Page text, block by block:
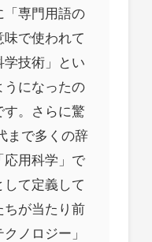
「専門用語の
で使われて
学技術」とい
うになったの
す。さらに驚
まで多くの辞
用科学」で
て定義して
ちが当たり前
ノロジー」